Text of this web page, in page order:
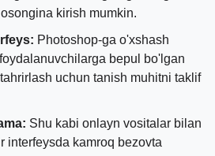
kirish mumkin.
Photoshop-ga o'xshash
bepul bo'lgan
uchun tanish muhitni taklif
Shu kabi onlayn vositalar bilan
interfeysda kamroq bezovta